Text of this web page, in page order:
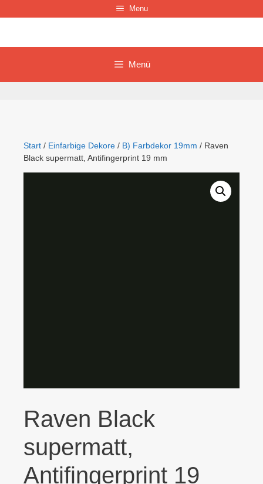
Inhalt
Menu
Menü
Start / Einfarbige Dekore / B) Farbdekor 19mm / Raven
Black supermatt, Antifingerprint 19 mm
Raven Black
supermatt,
Antifingerprint 19